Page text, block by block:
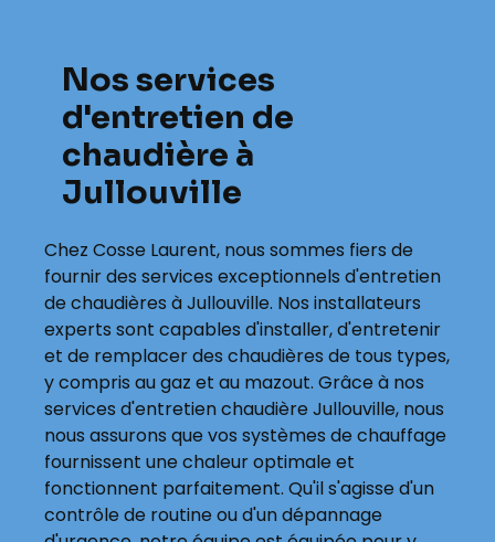
Nos services
d'entretien de
chaudière à
Jullouville
Chez Cosse Laurent, nous sommes fiers de
fournir des services exceptionnels d'entretien
de chaudières à Jullouville. Nos installateurs
experts sont capables d'installer, d'entretenir
et de remplacer des chaudières de tous types,
y compris au gaz et au mazout. Grâce à nos
services d'entretien chaudière Jullouville, nous
nous assurons que vos systèmes de chauffage
fournissent une chaleur optimale et
fonctionnent parfaitement. Qu'il s'agisse d'un
contrôle de routine ou d'un dépannage